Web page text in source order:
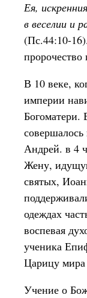
Ея,
в веселии и
(Пс.44:10-
пророчество
В 10 веке,
империи
Богоматери.
Андрей. в 4
Жену,
святых,
одеждах
воспевая
ученика
Царицу
Учение о